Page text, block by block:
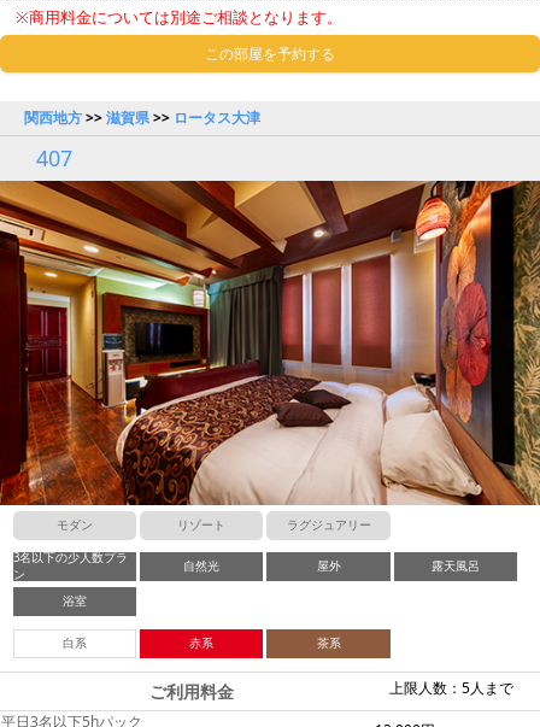
※商用料金については別途ご相談となります。
この部屋を予約する
関西地方>>滋賀県>> ロータス大津
407
モダン リゾート ラグジュアリー
3名以下の少人数プラ
ン
自然光 屋外 露天風呂
浴室
白系 赤系 茶系
上限人数：5人まで
ご利用料金
平日3名以下5hパック